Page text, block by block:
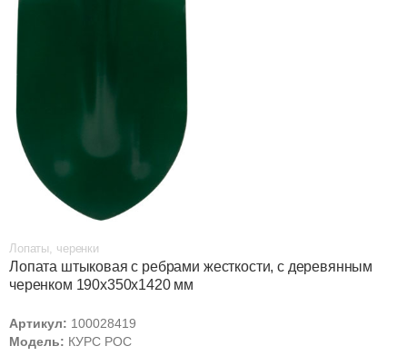
Лопаты, черенки
Лопата штыковая с ребрами жесткости, с деревянным
черенком 190х350х1420 мм
Артикул: 100028419
Модель: КУРС РОС